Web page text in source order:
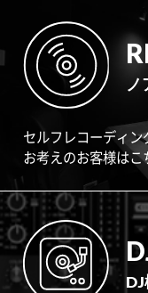
セルフレコーディ
お考えのお客様はこ